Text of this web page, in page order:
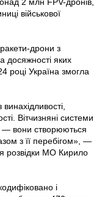
2 млн FPV-дронів,
військової
дрони з
досяжності яких
році Україна змогла
Вітчизняні системи
— вони створюються
з її перебігом», —
розвідки МО Кирило
і